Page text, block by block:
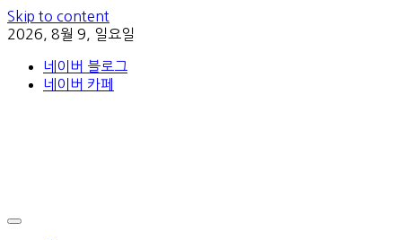
Skip to content
2026, 8월 9, 일요일
네이버 블로그
네이버 카페